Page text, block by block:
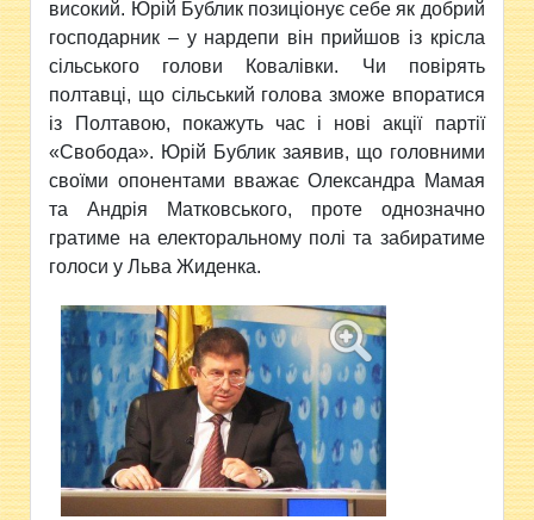
високий. Юрій Бублик позиціонує себе як добрий
господарник – у нардепи він прийшов із крісла
сільського голови Ковалівки. Чи повірять
полтавці, що сільський голова зможе впоратися
із Полтавою, покажуть час і нові акції партії
«Свобода». Юрій Бублик заявив, що головними
своїми опонентами вважає Олександра Мамая
та Андрія Матковського, проте однозначно
гратиме на електоральному полі та забиратиме
голоси у Льва Жиденка.